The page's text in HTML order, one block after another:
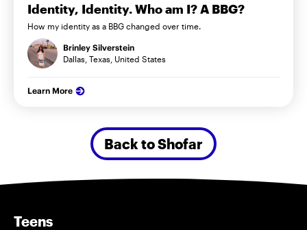
Identity, Identity. Who am I? A BBG?
How my identity as a BBG changed over time.
Brinley Silverstein
Dallas, Texas, United States
Learn More
Back to Shofar
Teens